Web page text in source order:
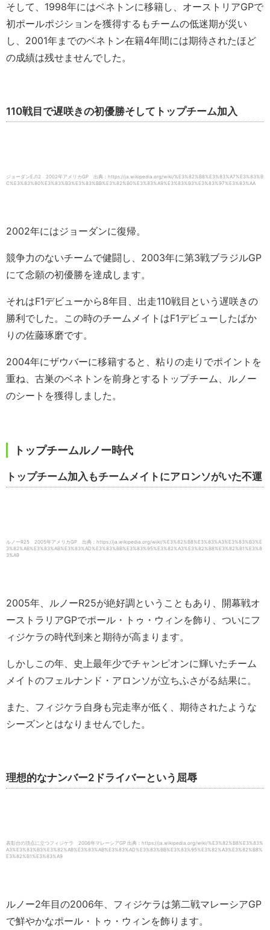
そして、1998年にはベネトンに移籍し、オーストリアGPで
初ポールポジションを獲得するもチームの低迷期が災い
し、2001年までのベネトン在籍4年間には期待されたほど
の成績は残せませんでした。
110戦目で遅咲きの初優勝そしてトップチーム加入
ジョーダンEJ12 2002年アメリカGP 出典：https://ja.wikipedia.org/wiki/%E3%82%B8%E3%83%A7%E3%83%B
C%E3%83%80%E3%83%B3%E3%83%BB%E3%82%B0%E3%83%A9%E3%83%B3%E3%83%97%E3%83%AA
2002年にはジョーダンに復帰。
競争力のないチームで健闘し、2003年に第3戦ブラジルGP
にて念願の初優勝を達成します。
それはF1デビューから8年目、出走110戦目という遅咲きの
勝利でした。この時のチームメイトはF1デビューしたばか
りの佐藤琢磨です。
2004年にザウバーに移籍すると、粘りの走りでポイントを
重ね、古巣のベネトンを前身とするトップチーム、ルノー
のシートを獲得しました。
トップチームルノー時代
トップチーム加入もチームメイトにアロンソがいた不運
ルノーR25 2005年アメリカGP 出典：https://ja.wikipedia.org/wiki/%E3%82%B8%E3%83%A3%E3%83%B3%E
3%82%AB%E3%83%AB%E3%83%AD%E3%83%BB%E3%83%95%E3%82%A3%E3%82%B8%E3%82%B1%E3%8
3%A9
2005年、ルノーR25が絶好調ということもあり、開幕戦オ
ーストラリアGPでポール・トゥ・ウィンを飾り、ついにフ
ィジケラの時代到来と期待が高まります。
しかしこの年、史上最年少でチャンピオンに輝いたチーム
メイトのフェルナンド・アロンソが立ちふさがる結果に。
また、フィジケラ自身も完走率が低く、期待されたような
シーズンとはなりませんでした。
理想的なナンバー2ドライバーという屈辱
表彰台の頂点に立つフィジケラ 2006年マレーシアGP 出典：https://ja.wikipedia.org/wiki/%E3%82%B8%E3%83%
A3%E3%83%B3%E3%82%AB%E3%83%AB%E3%83%AD%E3%83%BB%E3%83%95%E3%82%A3%E3%82%B8%
E3%82%B1%E3%83%A9
ルノー2年目の2006年、フィジケラは第二戦マレーシアGP
で鮮やかなポール・トゥ・ウィンを飾ります。